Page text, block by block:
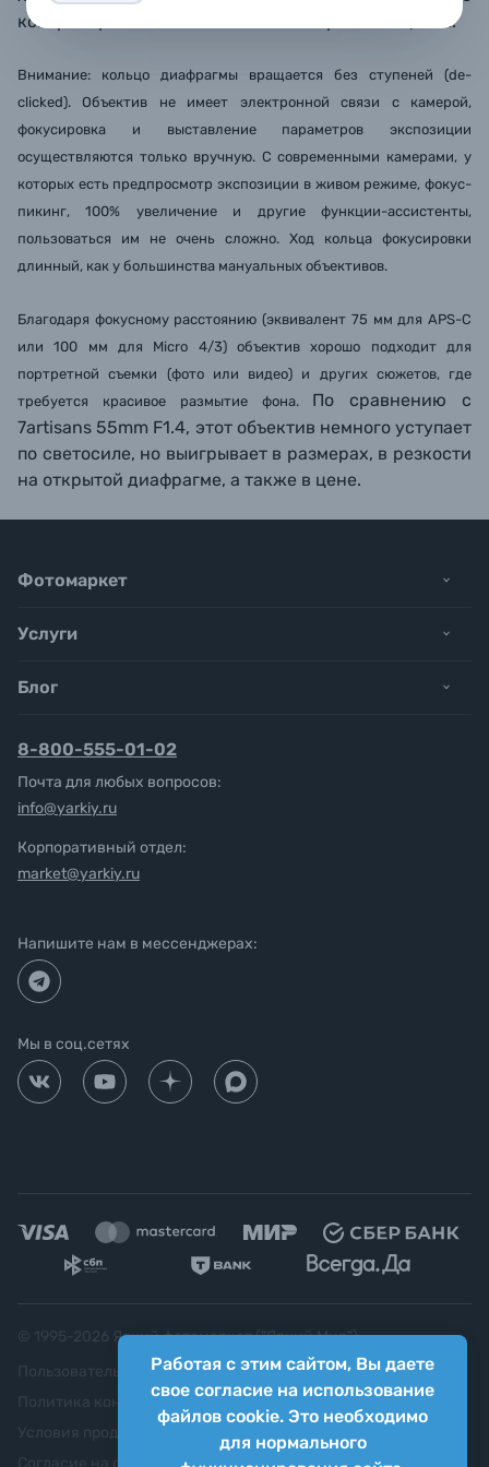
контролировать, использовать в творческих целях.
Внимание: кольцо диафрагмы вращается без ступеней (de-
clicked). Объектив не имеет электронной связи с камерой,
фокусировка и выставление параметров экспозиции
осуществляются только вручную. С современными камерами, у
которых есть предпросмотр экспозиции в живом режиме, фокус-
пикинг, 100% увеличение и другие функции-ассистенты,
пользоваться им не очень сложно. Ход кольца фокусировки
длинный, как у большинства мануальных объективов.
Благодаря фокусному расстоянию (эквивалент 75 мм для APS-C
или 100 мм для Micro 4/3) объектив хорошо подходит для
портретной съемки (фото или видео) и других сюжетов, где
требуется красивое размытие фона. По сравнению с
7artisans 55mm F1.4, этот объектив немного уступает
по светосиле, но выигрывает в размерах, в резкости
на открытой диафрагме, а также в цене.
Работая с этим сайтом, Вы даете
свое согласие на использование
файлов cookie. Это необходимо
для нормального
Фотомаркет
Услуги
Блог
8-800-555-01-02
Почта для любых вопросов:
info@yarkiy.ru
Корпоративный отдел:
market@yarkiy.ru
Напишите нам в мессенджерах:
Мы в соц.сетях
Яркий фотомаркет ("Яркий Мир")
Пользовательское соглашение
Политика конфиденциальности
Согласие на обработку персональных данных